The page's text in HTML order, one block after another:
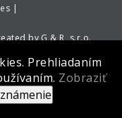
|
by G & R, s.r.o.
Prehliadaním
Zobraziť